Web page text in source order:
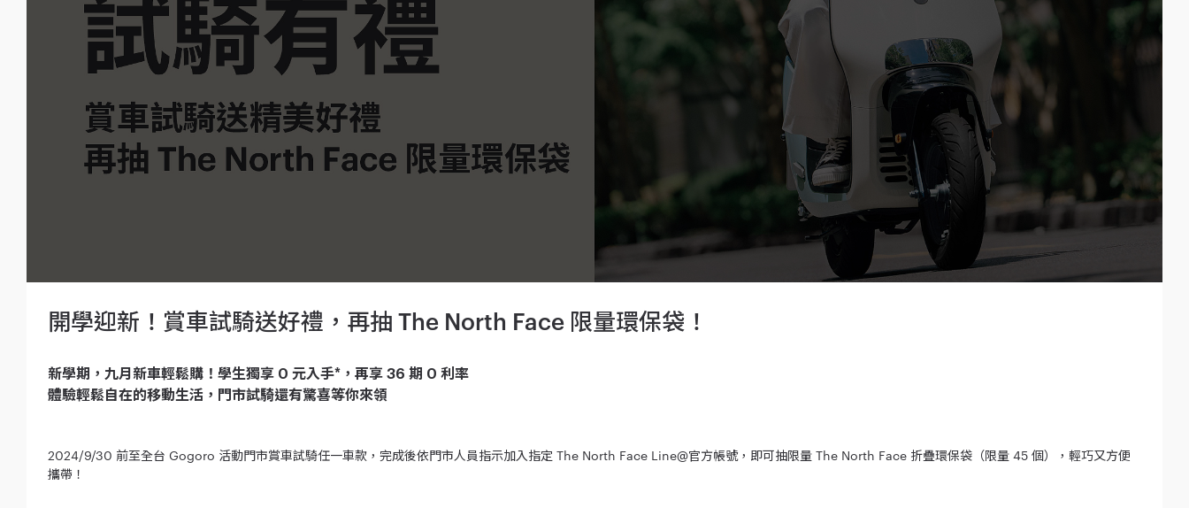
開學迎新！賞車試騎送好禮，再抽 The North Face 限量環保袋！
新學期，九月新車輕鬆購！學生獨享 0 元入手*，再享 36 期 0 利率
體驗輕鬆自在的移動生活，門市試騎還有驚喜等你來領
2024/9/30 前至全台 Gogoro 活動門市賞車試騎任一車款，完成後依門市人員指示加入指定 The North Face Line@官方帳號，即可抽限量 The North Face 折疊環保袋（限量 45 個），輕巧又方便
攜帶！